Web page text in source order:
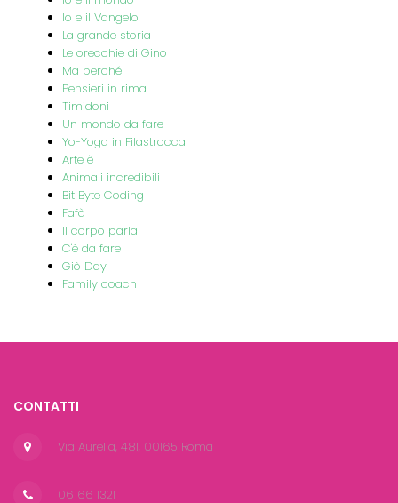
Io e il Vangelo
La grande storia
Le orecchie di Gino
Ma perché
Pensieri in rima
Timidoni
Un mondo da fare
Yo-Yoga in Filastrocca
Arte è
Animali incredibili
Bit Byte Coding
Fafà
Il corpo parla
C'è da fare
Giò Day
Family coach
CONTATTI
Via Aurelia, 481, 00165 Roma
06 66 1321